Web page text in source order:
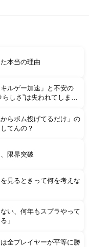
て何だよ
本当の理由
ルゲー加速」と不安の
しさ”は失われてしまう
らボム投げてるだけ」の
てんの？
限界突破
見るときって何を考えな
い、何年もスプラやって
」
全プレイヤーが平等に勝